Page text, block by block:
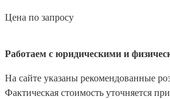
Цена по запросу
Работаем с юридическими и
На сайте указаны рекомендованные
Фактическая стоимость уточняется при